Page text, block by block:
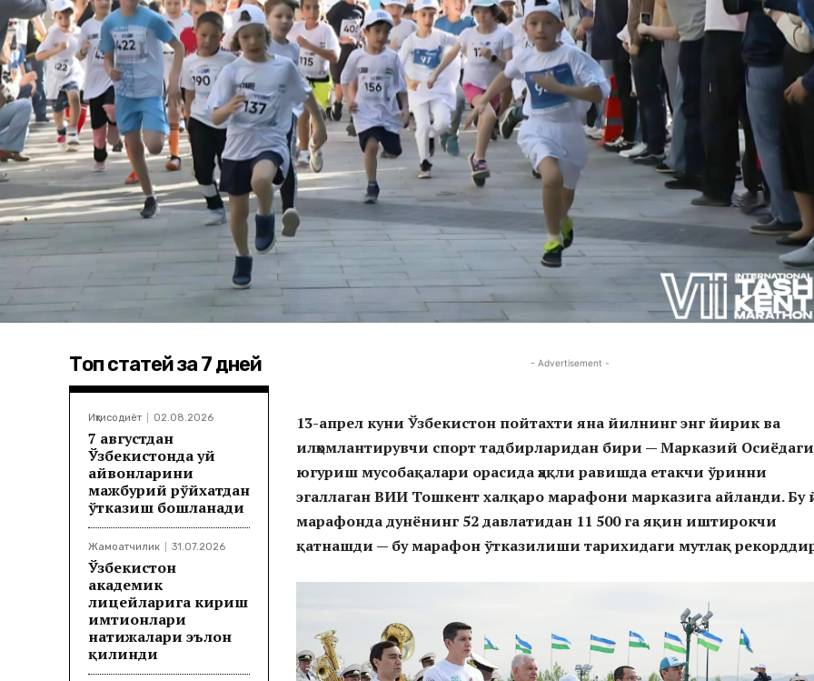
Топ статей за 7 дней
Иқтисодиёт 02.08.2026
7 августдан
Ўзбекистонда уй
ҳайвонларини
мажбурий рўйхатдан
ўтказиш бошланади
Жамоатчилик 31.07.2026
Ўзбекистон
академик
лицейларига кириш
имтиҳонлари
натижалари эълон
қилинди
- Advertisement -
13-апрел куни Ўзбекистон пойтахти яна йилнинг энг йирик ва
илҳомлантирувчи спорт тадбирларидан бири — Марказий Осиёдаги
югуриш мусобақалари орасида ҳақли равишда етакчи ўринни
эгаллаган ВИИ Тошкент халқаро марафони марказига айланди. Бу
марафонда дунёнинг 52 давлатидан 11 500 га яқин иштирокчи
қатнашди — бу марафон ўтказилиши тарихидаги мутлақ